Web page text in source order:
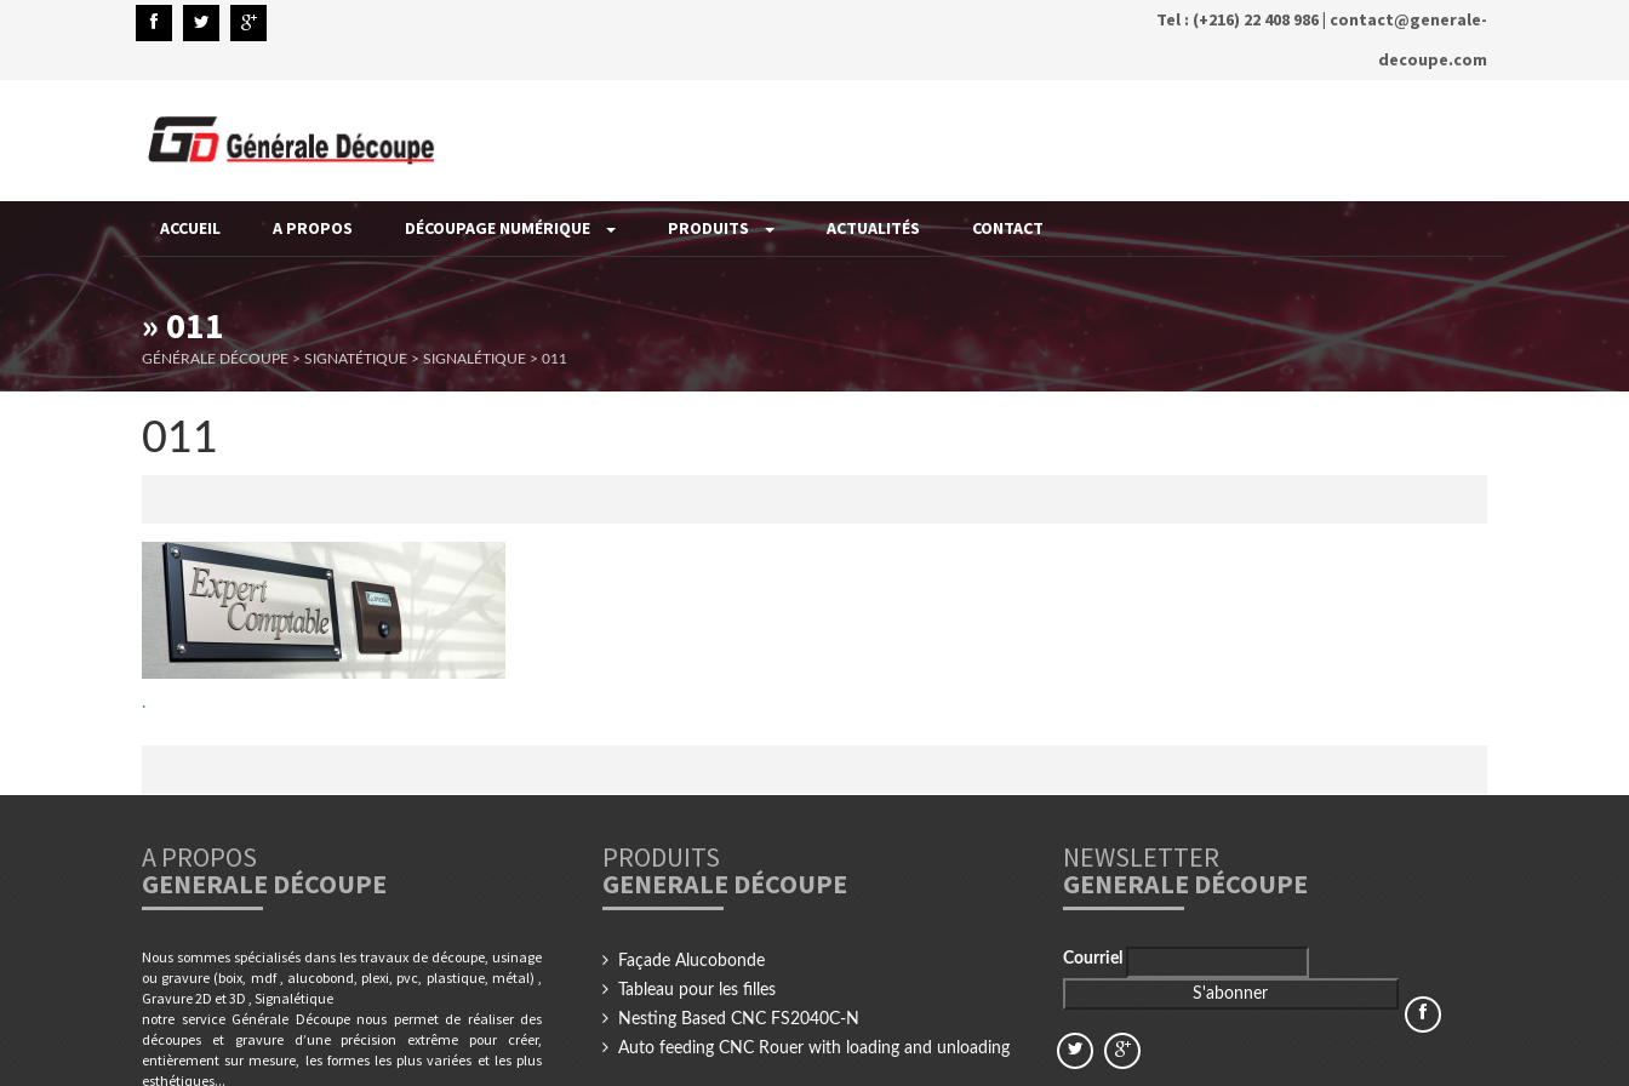
Tel : (+216) 22 408 986 | contact@generale-
decoupe.com
ACCUEIL A PROPOS DÉCOUPAGE NUMÉRIQUE PRODUITS ACTUALITÉS CONTACT
» 011
GÉNÉRALE DÉCOUPE > SIGNATÉTIQUE > SIGNALÉTIQUE > 011
011
.
A PROPOS
GENERALE DÉCOUPE
Nous sommes spécialisés dans les travaux de découpe, usinage
ou gravure (boix, mdf , alucobond, plexi, pvc, plastique, métal) ,
Gravure 2D et 3D , Signalétique
notre service Générale Découpe nous permet de réaliser des
découpes et gravure d’une précision extrême pour créer,
entièrement sur mesure, les formes les plus variées et les plus
esthétiques...
PRODUITS
GENERALE DÉCOUPE
Façade Alucobonde
Tableau pour les filles
Nesting Based CNC FS2040C-N
Auto feeding CNC Rouer with loading and unloading
NEWSLETTER
GENERALE DÉCOUPE
Courriel